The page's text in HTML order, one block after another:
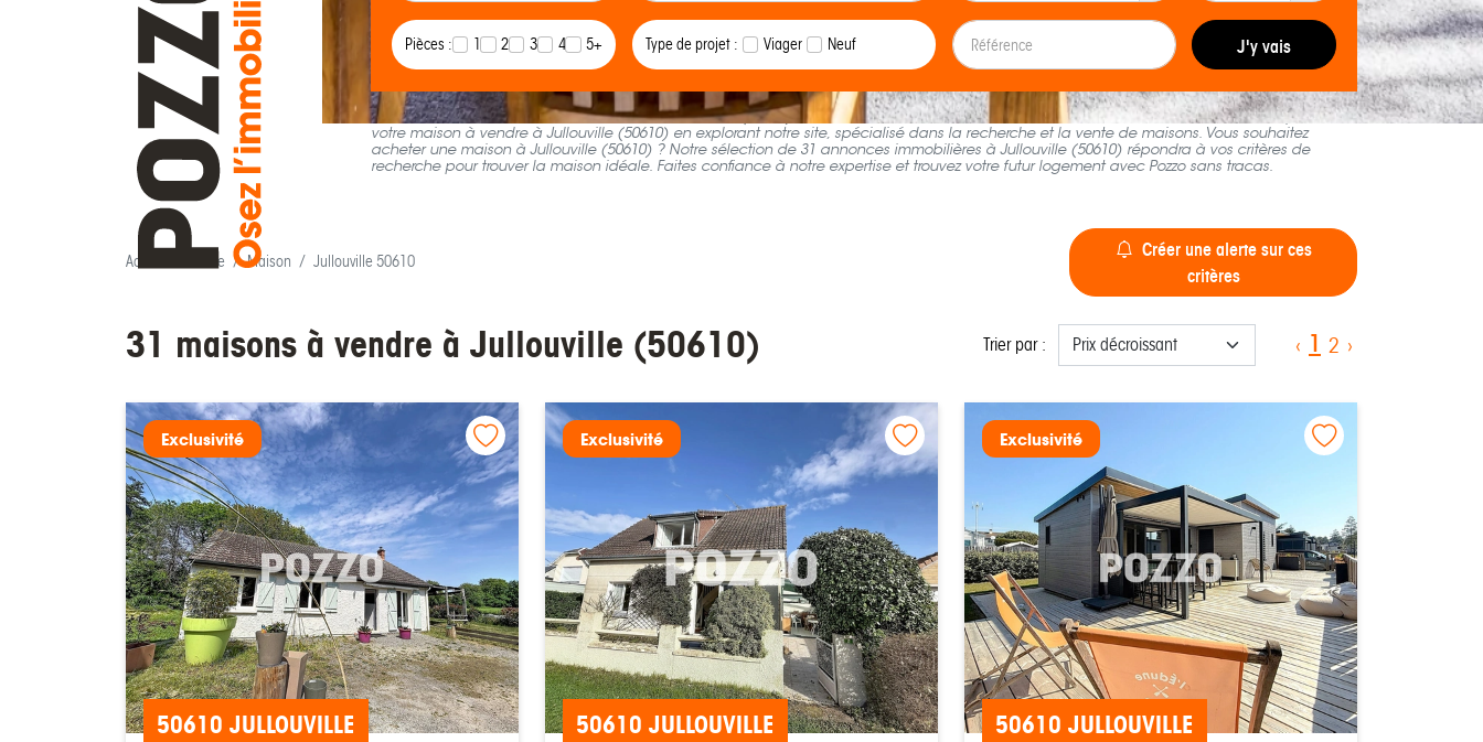
Pièces : 1 2 3 4 5+ Type de projet : Viager Neuf J'y vais
Pour votre recherche d'achat de maison à Jullouville (50610), consultez les annonces immobilières de Pozzo. Trouvez facilement et rapidement
votre maison à vendre à Jullouville (50610) en explorant notre site, spécialisé dans la recherche et la vente de maisons. Vous souhaitez
acheter une maison à Jullouville (50610) ? Notre sélection de 31 annonces immobilières à Jullouville (50610) répondra à vos critères de
recherche pour trouver la maison idéale. Faites confiance à notre expertise et trouvez votre futur logement avec Pozzo sans tracas.
Accueil Vente Maison Jullouville 50610
Créer une alerte sur ces
critères
31 maisons à vendre à Jullouville (50610) Trier par : ‹ 1 2 ›
Exclusivité
50610 JULLOUVILLE
Exclusivité
50610 JULLOUVILLE
Exclusivité
50610 JULLOUVILLE